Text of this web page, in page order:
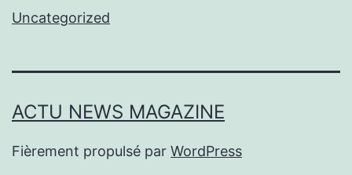
Uncategorized
ACTU NEWS MAGAZINE
Fièrement propulsé par WordPress